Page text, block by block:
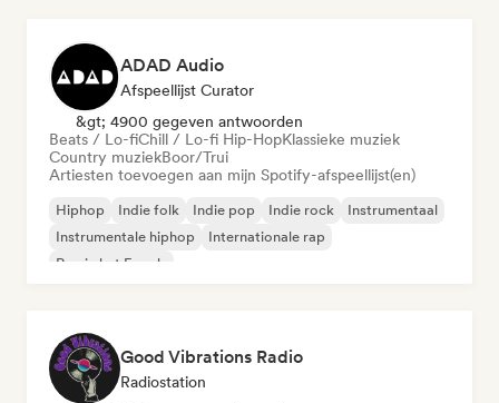
ADAD Audio
Afspeellijst Curator
&gt; 4900 gegeven antwoorden
Beats / Lo-fiChill / Lo-fi Hip-HopKlassieke muziek
Country muziekBoor/Trui
Artiesten toevoegen aan mijn Spotify-afspeellijst(en)
Hiphop Indie folk Indie pop Indie rock
Instrumentaal
Instrumentale hiphop
Internationale rap
Rap in het Engels
Good Vibrations Radio
Radiostation